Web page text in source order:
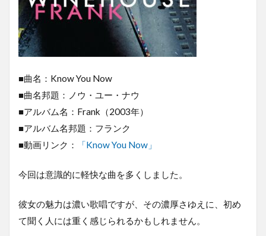
■曲名：Know You Now
■曲名邦題：ノウ・ユー・ナウ
■アルバム名：Frank（2003年）
■アルバム名邦題：フランク
■動画リンク：
「Know You Now」
今回は意識的に軽快な曲を多くしました。
彼女の魅力は濃い歌唱ですが、その濃厚さゆえに、初め
て聞く人には重く感じられるかもしれません。